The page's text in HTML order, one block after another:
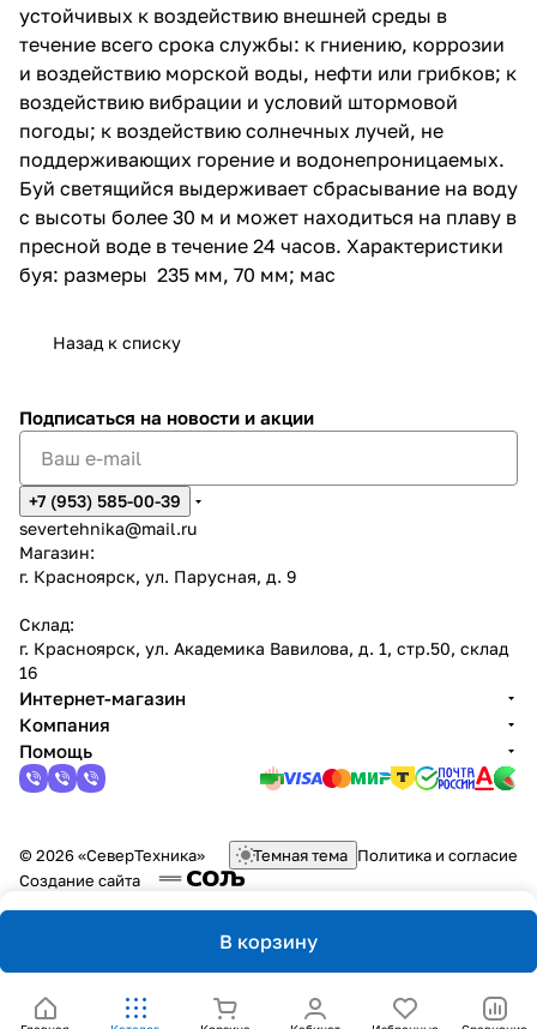
устойчивых к воздействию внешней среды в
течение всего срока службы: к гниению, коррозии
и воздействию морской воды, нефти или грибков; к
воздействию вибрации и условий штормовой
погоды; к воздействию солнечных лучей, не
поддерживающих горение и водонепроницаемых.
Буй светящийся выдерживает сбрасывание на воду
с высоты более 30 м и может находиться на плаву в
пресной воде в течение 24 часов. Характеристики
буя: размеры 235 мм, 70 мм; мас
Назад к списку
В корзину
Подписаться на новости и акции
+7 (953) 585-00-39
severtehnika@mail.ru
Магазин:
г. Красноярск, ул. Парусная, д. 9
Склад:
г. Красноярск, ул. Академика Вавилова, д. 1, стр.50, склад
16
Интернет-магазин
Компания
Помощь
© 2026 «СеверТехника» Темная тема Политика и согласие
Создание сайта